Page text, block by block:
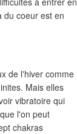
du coeur est en
de l'hiver comme
Mais elles
vibratoire qui
l'on peut
chakras